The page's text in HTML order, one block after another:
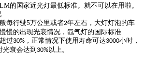
的国家近光灯最低标准。就不可以在用啦。
每行驶5万公里或者2年左右，大灯灯泡的车
慢的出现光衰情况，氙气灯的国际标准
过30%，正常情况下使用寿命可达3000小时，
光衰会达到 30%以上。